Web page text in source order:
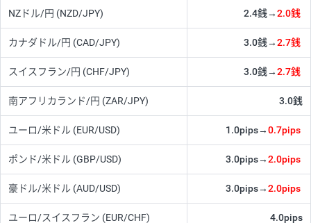
NZドル/円 (NZD/JPY) 2.4銭→2.0銭
カナダドル/円 (CAD/JPY) 3.0銭→2.7銭
スイスフラン/円 (CHF/JPY) 3.0銭→2.7銭
南アフリカランド/円 (ZAR/JPY) 3.0銭
ユーロ/米ドル (EUR/USD) 1.0pips→0.7pips
ポンド/米ドル (GBP/USD) 3.0pips→2.0pips
豪ドル/米ドル (AUD/USD) 3.0pips→2.0pips
ユーロ/スイスフラン (EUR/CHF) 4.0pips